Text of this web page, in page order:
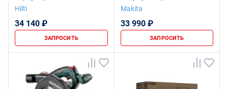
A коробка
Hilti
34 140 ₽
ЗАПРОСИТЬ
Makita
33 990 ₽
ЗАПРОСИТЬ